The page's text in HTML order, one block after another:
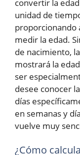
convertir la
unidad de
proporcionando
medir la edad.
de nacimiento,
mostrará la
ser
desee conocer
días
en semanas y
vuelve muy
¿Cómo